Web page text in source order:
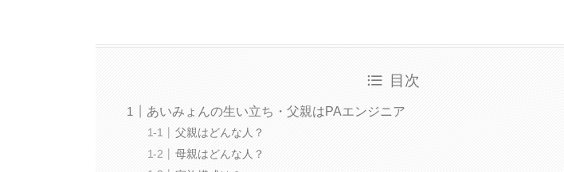
目次
あいみょんの生い立ち・父親はPAエンジニア
父親はどんな人？
母親はどんな人？